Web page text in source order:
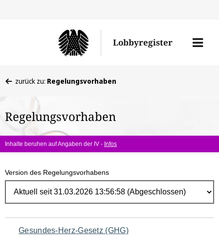
Lobbyregister
Menü
befinden
hier:
zurück zu: Regelungsvorhaben
Regelungsvorhaben
Inhalte beruhen auf Angaben der IV - Infos
Version des Regelungsvorhabens
Navigation
Gesundes-Herz-Gesetz (GHG)